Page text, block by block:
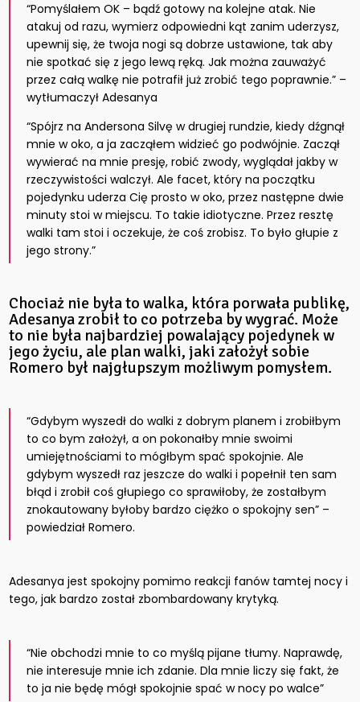
“Pomyślałem OK – bądź gotowy na kolejne atak. Nie
atakuj od razu, wymierz odpowiedni kąt zanim uderzysz,
upewnij się, że twoja nogi są dobrze ustawione, tak aby
nie spotkać się z jego lewą ręką. Jak można zauważyć
przez całą walkę nie potrafił już zrobić tego poprawnie.” –
wytłumaczył Adesanya
“Spójrz na Andersona Silvę w drugiej rundzie, kiedy dźgnął
mnie w oko, a ja zacząłem widzieć go podwójnie. Zaczął
wywierać na mnie presję, robić zwody, wyglądał jakby w
rzeczywistości walczył. Ale facet, który na początku
pojedynku uderza Cię prosto w oko, przez następne dwie
minuty stoi w miejscu. To takie idiotyczne. Przez resztę
walki tam stoi i oczekuje, że coś zrobisz. To było głupie z
jego strony.”
Chociaż nie była to walka, która porwała publikę,
Adesanya zrobił to co potrzeba by wygrać. Może
to nie była najbardziej powalający pojedynek w
jego życiu, ale plan walki, jaki założył sobie
Romero był najgłupszym możliwym pomysłem.
“Gdybym wyszedł do walki z dobrym planem i zrobiłbym
to co bym założył, a on pokonałby mnie swoimi
umiejętnościami to mógłbym spać spokojnie. Ale
gdybym wyszedł raz jeszcze do walki i popełnił ten sam
błąd i zrobił coś głupiego co sprawiłoby, że zostałbym
znokautowany byłoby bardzo ciężko o spokojny sen” –
powiedział Romero.
Adesanya jest spokojny pomimo reakcji fanów tamtej nocy i
tego, jak bardzo został zbombardowany krytyką.
“Nie obchodzi mnie to co myślą pijane tłumy. Naprawdę,
nie interesuje mnie ich zdanie. Dla mnie liczy się fakt, że
to ja nie będę mógł spokojnie spać w nocy po walce”